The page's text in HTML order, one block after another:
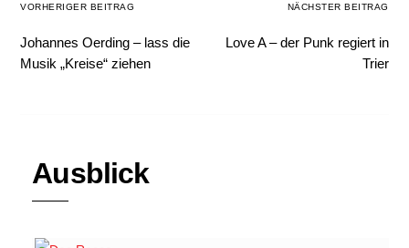
VORHERIGER BEITRAG
Johannes Oerding – lass die
Musik „Kreise“ ziehen
NÄCHSTER BEITRAG
Love A – der Punk regiert in
Trier
Ausblick